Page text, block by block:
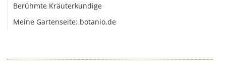
Berühmte Kräuterkundige
Meine Gartenseite: botanio.de